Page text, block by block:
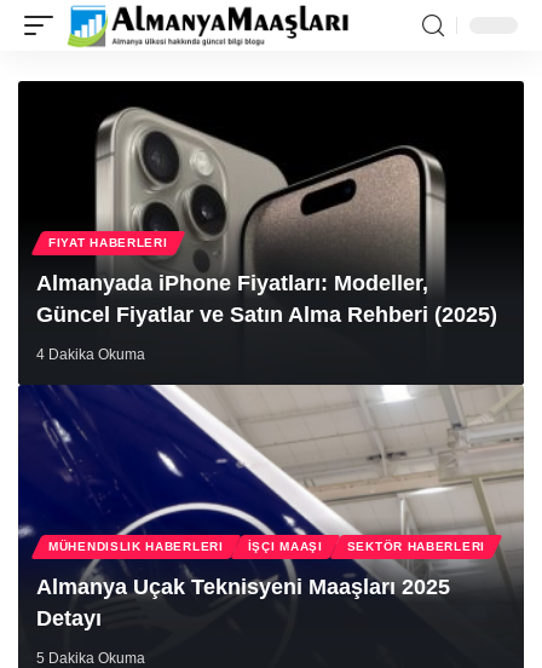
Yönetici
FIYAT HABERLERI
Almanyada iPhone Fiyatları: Modeller,
Güncel Fiyatlar ve Satın Alma Rehberi (2025)
4 Dakika Okuma
MÜHENDISLIK HABERLERI İŞÇI MAAŞI SEKTÖR HABERLERI
Almanya Uçak Teknisyeni Maaşları 2025
Detayı
5 Dakika Okuma